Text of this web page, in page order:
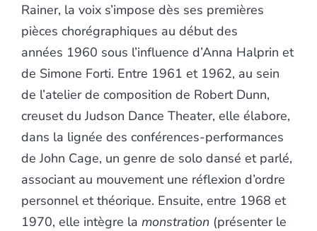
Rainer, la voix s’impose dès ses premières
pièces chorégraphiques au début des
années 1960 sous l’influence d’Anna Halprin et
de Simone Forti. Entre 1961 et 1962, au sein
de l’atelier de composition de Robert Dunn,
creuset du Judson Dance Theater, elle élabore,
dans la lignée des conférences-performances
de John Cage, un genre de solo dansé et parlé,
associant au mouvement une réflexion d’ordre
personnel et théorique. Ensuite, entre 1968 et
1970, elle intègre la monstration (présenter le